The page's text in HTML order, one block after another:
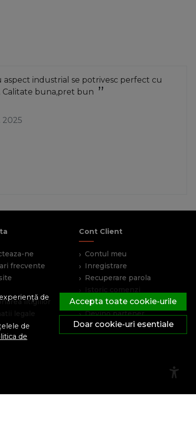
de
de
de
Accepta toate cookie-urile
Doar cookie-uri esentiale
aspect industrial se potrivesc perfect cu
Calitate buna,pret bun
2025
ne
frecvente
litigiilor
legale
Cont Client
Contul meu
Inregistrare
Recuperare parola
Istoric comenzi
Produse favorite
Devino partener